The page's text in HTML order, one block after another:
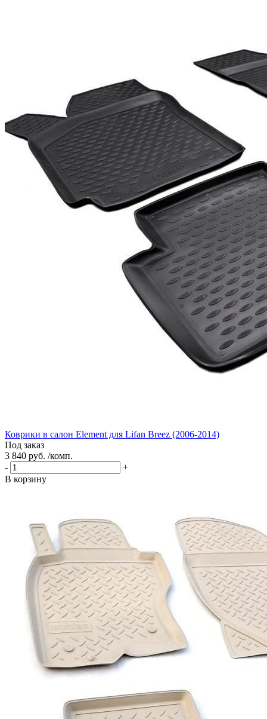
Коврики в салон Element для Lifan Breez (2006-2014)
Под заказ
3 840 руб. /комп.
-
+
В корзину